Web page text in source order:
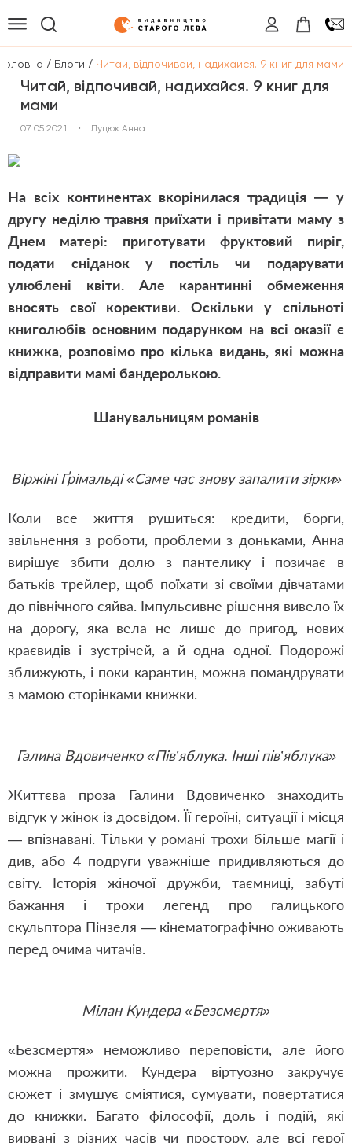
Головна / Блоги / Читай, відпочивай, надихайся. 9 книг для мами
Читай, відпочивай, надихайся. 9 книг для
мами
07.05.2021 • Луцюк Анна
На всіх континентах вкорінилася традиція — у
другу неділю травня приїхати і привітати маму з
Днем матері: приготувати фруктовий пиріг,
подати сніданок у постіль чи подарувати
улюблені квіти. Але карантинні обмеження
вносять свої корективи. Оскільки у спільноті
книголюбів основним подарунком на всі оказії є
книжка, розповімо про кілька видань, які можна
відправити мамі бандеролькою.
Шанувальницям романів
Віржіні Ґрімальді «Саме час знову запалити зірки»
Коли все життя рушиться: кредити, борги,
звільнення з роботи, проблеми з доньками, Анна
вирішує збити долю з пантелику і позичає в
батьків трейлер, щоб поїхати зі своїми дівчатами
до північного сяйва. Імпульсивне рішення вивело їх
на дорогу, яка вела не лише до пригод, нових
краєвидів і зустрічей, а й одна одної. Подорожі
зближують, і поки карантин, можна помандрувати
з мамою сторінками книжки.
Галина Вдовиченко «Пів’яблука. Інші пів’яблука»
Життєва проза Галини Вдовиченко знаходить
відгук у жінок із досвідом. Її героїні, ситуації і місця
— впізнавані. Тільки у романі трохи більше магії і
див, або 4 подруги уважніше придивляються до
світу. Історія жіночої дружби, таємниці, забуті
бажання і трохи легенд про галицького
скульптора Пінзеля — кінематографічно оживають
перед очима читачів.
Мілан Кундера «Безсмертя»
«Безсмертя» неможливо переповісти, але його
можна прожити. Кундера віртуозно закручує
сюжет і змушує сміятися, сумувати, повертатися
до книжки. Багато філософії, доль і подій, які
вирвані з різних часів чи простору, але всі герої